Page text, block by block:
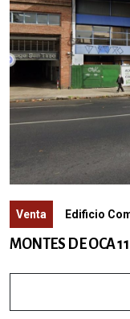
Venta Edificio
MONTES DE OCA